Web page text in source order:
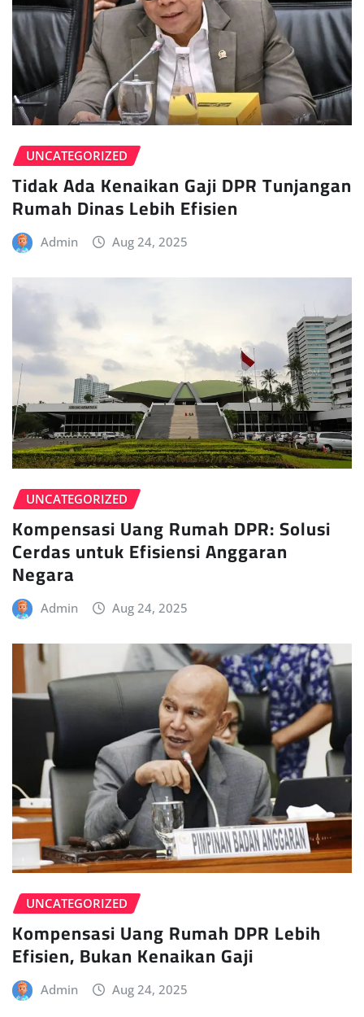
UNCATEGORIZED
Tidak Ada Kenaikan Gaji DPR Tunjangan
Rumah Dinas Lebih Efisien
Admin Aug 24, 2025
UNCATEGORIZED
Kompensasi Uang Rumah DPR: Solusi
Cerdas untuk Efisiensi Anggaran
Negara
Admin Aug 24, 2025
UNCATEGORIZED
Kompensasi Uang Rumah DPR Lebih
Efisien, Bukan Kenaikan Gaji
Admin Aug 24, 2025